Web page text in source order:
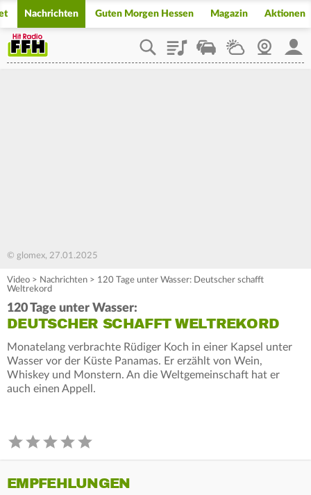
Nachrichten Guten Morgen Hessen Magazin Aktionen
PlaylistStaupilotWetterWebcam
© glomex, 27.01.2025
Video > Nachrichten > 120 Tage unter Wasser: Deutscher schafft
Weltrekord
120 Tage unter Wasser:
DEUTSCHER SCHAFFT WELTREKORD
Monatelang verbrachte Rüdiger Koch in einer Kapsel unter
Wasser vor der Küste Panamas. Er erzählt von Wein,
Whiskey und Monstern. An die Weltgemeinschaft hat er
auch einen Appell.
EMPFEHLUNGEN